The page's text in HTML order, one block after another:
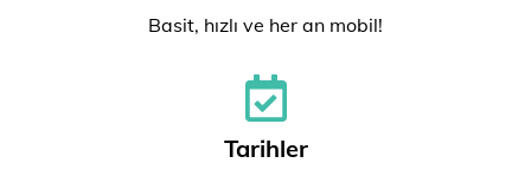
Basit, hızlı ve her an mobil!
Tarihler